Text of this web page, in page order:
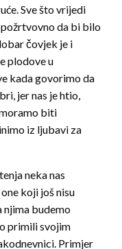
Sve što vrijedi
da bi bilo
čovjek je i
plodove u
kada govorimo da
jer nas je htio,
biti
iz ljubavi za
neka nas
koji još nisu
njima budemo
primili svojim
Primjer